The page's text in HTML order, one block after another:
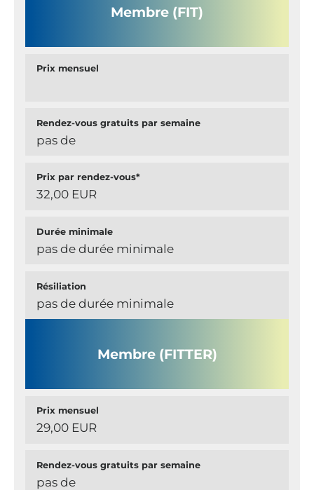
Membre (FIT)
Prix mensuel
Rendez-vous gratuits par semaine
pas de
Prix par rendez-vous*
32,00 EUR
Durée minimale
pas de durée minimale
Résiliation
pas de durée minimale
Membre (FITTER)
Prix mensuel
29,00 EUR
Rendez-vous gratuits par semaine
pas de